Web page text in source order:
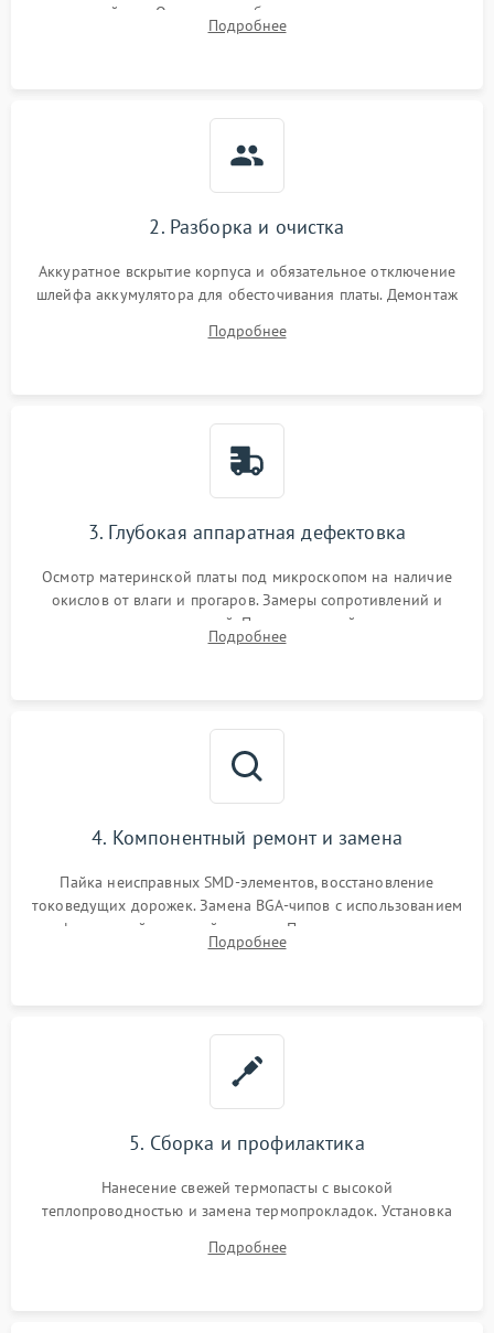
устройства. Оценка потребления тока с помощью
лабораторного блока питания для локализации проблемы.
Подробнее
2. Разборка и очистка
Аккуратное вскрытие корпуса и обязательное отключение
шлейфа аккумулятора для обесточивания платы. Демонтаж
высохшей термопасты с кристаллов чипов.
Подробнее
3. Глубокая аппаратная дефектовка
Осмотр материнской платы под микроскопом на наличие
окислов от влаги и прогаров. Замеры сопротивлений и
дежурных напряжений. Проверка цепей питания,
мультиконтроллера, процессора и видеочипа.
Подробнее
4. Компонентный ремонт и замена
Пайка неисправных SMD-элементов, восстановление
токоведущих дорожек. Замена BGA-чипов с использованием
инфракрасной паяльной станции. Прошивка микросхемы
BIOS или замена поврежденных портов USB
Подробнее
5. Сборка и профилактика
Нанесение свежей термопасты с высокой
теплопроводностью и замена термопрокладок. Установка
шлейфов, модулей памяти и накопителей. Предварительная
Подробнее